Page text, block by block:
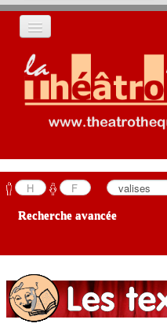
ACCUEIL
LES TEXTES
LES ANNONCES
Recherche avancée